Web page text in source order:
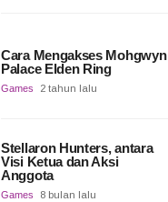
Cara Mengakses Mohgwyn
Palace Elden Ring
Games 2 tahun lalu
Stellaron Hunters, antara
Visi Ketua dan Aksi
Anggota
Games 8 bulan lalu